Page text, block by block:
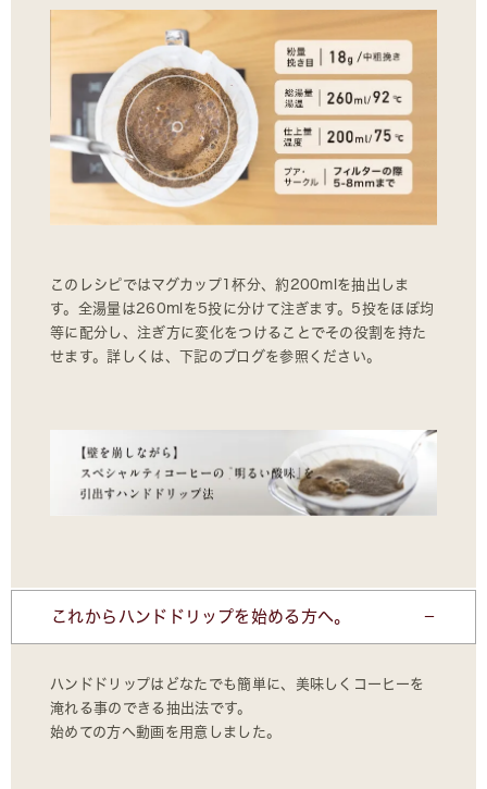
このレシピではマグカップ1杯分、約200mlを抽出しま
す。全湯量は260mlを5投に分けて注ぎます。5投をほぼ均
等に配分し、注ぎ方に変化をつけることでその役割を持た
せます。詳しくは、下記のブログを参照ください。
これからハンドドリップを始める方へ。
ハンドドリップはどなたでも簡単に、美味しくコーヒーを
淹れる事のできる抽出法です。
始めての方へ動画を用意しました。